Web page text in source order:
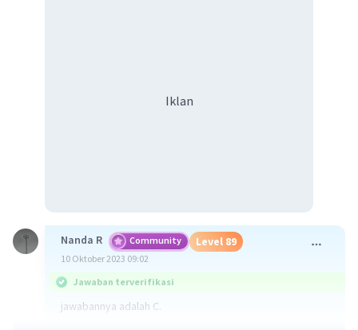
Iklan
Nanda R Community Level 89
10 Oktober 2023 09:02
Jawaban terverifikasi
jawabannya adalah C.